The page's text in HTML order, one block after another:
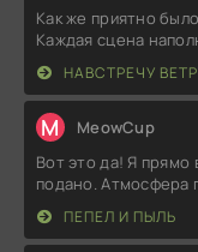
Как же приятно
Каждая сцена
НАВСТРЕЧУ
M MeowCup
Вот это да! Я прямо
подано. Атмосфера
ПЕПЕЛ И ПЫЛЬ